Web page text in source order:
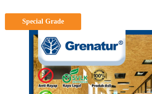
Special Grade